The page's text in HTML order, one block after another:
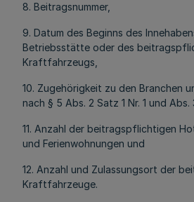
8. Beitragsnummer,
9. Datum des Beginns des
Betriebsstätte oder des
Kraftfahrzeugs,
10. Zugehörigkeit zu den Branchen
nach § 5 Abs. 2 Satz 1 Nr. 1 und Abs.
11. Anzahl der beitragspflichtigen
und Ferienwohnungen und
12. Anzahl und Zulassungsort der
Kraftfahrzeuge.